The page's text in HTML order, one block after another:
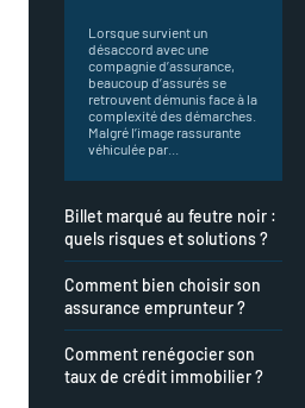
Lorsque survient un
désaccord avec une
compagnie d’assurance,
beaucoup d’assurés se
retrouvent démunis face à la
complexité des démarches.
Malgré l’image rassurante
véhiculée par...
Billet marqué au feutre noir :
quels risques et solutions ?
Comment bien choisir son
assurance emprunteur ?
Comment renégocier son
taux de crédit immobilier ?